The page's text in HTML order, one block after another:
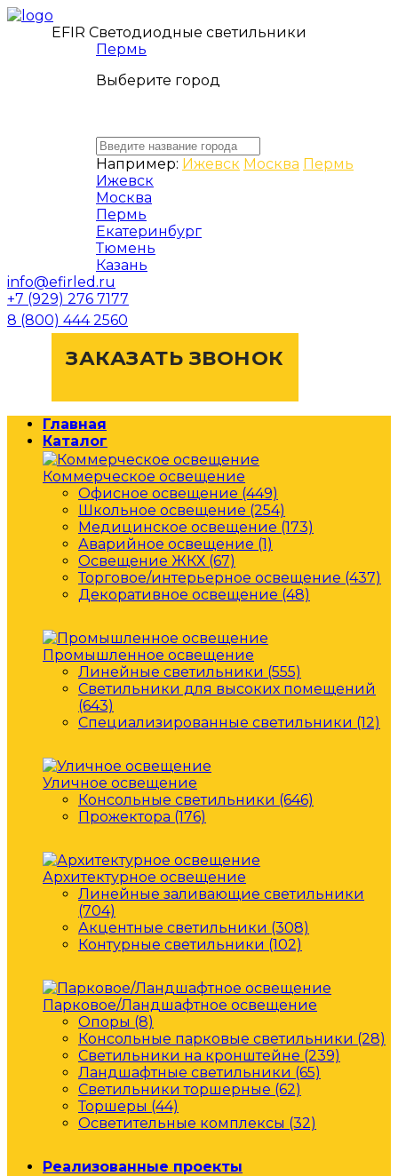
EFIR Светодиодные светильники
Пермь
Выберите город
Например: Ижевск Москва Пермь
Ижевск
Москва
Пермь
Екатеринбург
Тюмень
Казань
info@efirled.ru
+7 (929) 276 7177
8 (800) 444 2560
ЗАКАЗАТЬ ЗВОНОК
Главная
Каталог
Коммерческое освещение
Офисное освещение (449)
Школьное освещение (254)
Медицинское освещение (173)
Аварийное освещение (1)
Освещение ЖКХ (67)
Торговое/интерьерное освещение (437)
Декоративное освещение (48)
Промышленное освещение
Линейные светильники (555)
Светильники для высоких помещений
(643)
Специализированные светильники (12)
Уличное освещение
Консольные светильники (646)
Прожектора (176)
Архитектурное освещение
Линейные заливающие светильники
(704)
Акцентные светильники (308)
Контурные светильники (102)
Парковое/Ландшафтное освещение
Опоры (8)
Консольные парковые светильники (28)
Светильники на кронштейне (239)
Ландшафтные светильники (65)
Светильники торшерные (62)
Торшеры (44)
Осветительные комплексы (32)
Реализованные проекты